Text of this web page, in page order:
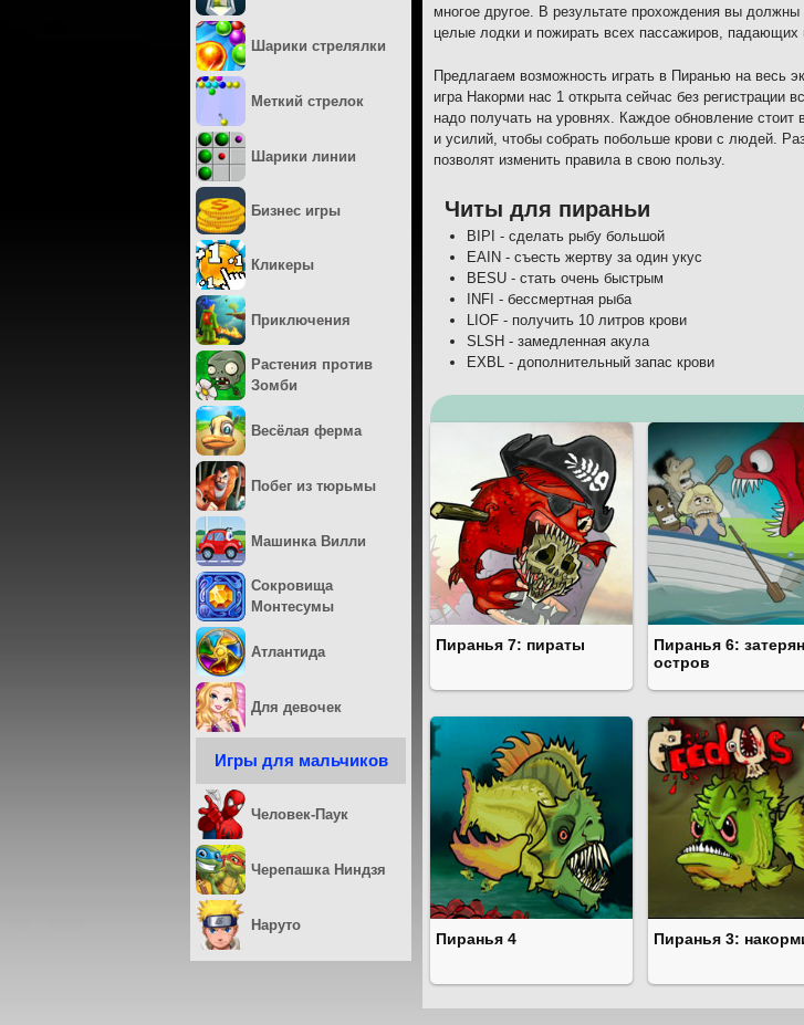
многое другое. В результате прохождения вы
целые лодки и пожирать всех пассажиров, падающих
Предлагаем возможность играть в Пиранью на весь
игра Накорми нас 1 открыта сейчас без регистрации
надо получать на уровнях. Каждое обновление
и усилий, чтобы собрать побольше крови с людей.
позволят изменить правила в свою пользу.
Читы для пираньи
BIPI - сделать рыбу большой
EAIN - съесть жертву за один укус
BESU - стать очень быстрым
INFI - бессмертная рыба
LIOF - получить 10 литров крови
SLSH - замедленная акула
EXBL - дополнительный запас крови
Пиранья 7: пираты
Пиранья 6:
остров
Пиранья 4 Пиранья 3:
Шарики стрелялки
Меткий стрелок
Шарики линии
Бизнес игры
Кликеры
Приключения
Растения против
Зомби
Весёлая ферма
Побег из тюрьмы
Машинка Вилли
Сокровища
Монтесумы
Атлантида
Для девочек
Игры для мальчиков
Человек-Паук
Черепашка Ниндзя
Наруто